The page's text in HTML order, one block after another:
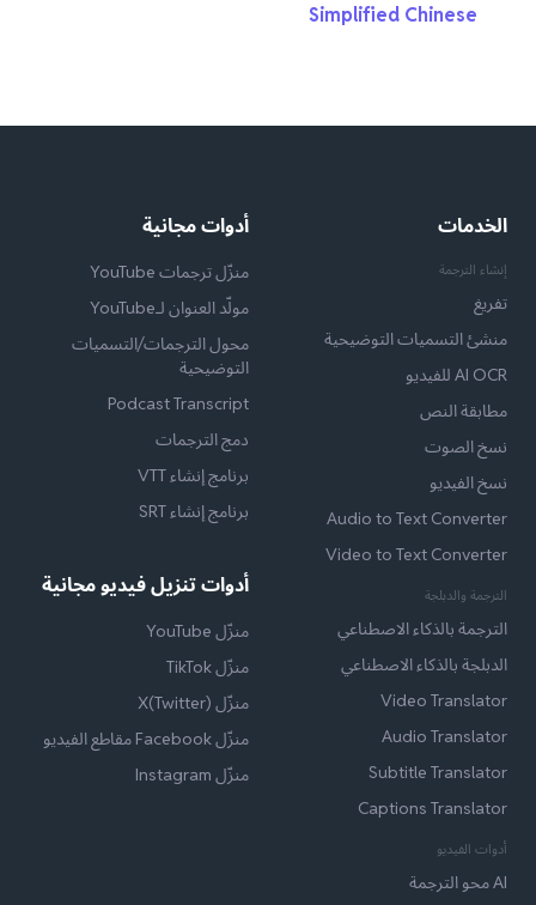
Simplified Chinese
الخدمات
إنشاء الترجمة
تفريغ
منشئ التسميات التوضيحية
AI OCR للفيديو
مطابقة النص
نسخ الصوت
نسخ الفيديو
Audio to Text Converter
Video to Text Converter
الترجمة والدبلجة
الترجمة بالذكاء الاصطناعي
الدبلجة بالذكاء الاصطناعي
Video Translator
Audio Translator
Subtitle Translator
Captions Translator
أدوات الفيديو
AI محو الترجمة
أدوات مجانية
منزّل ترجمات YouTube
مولّد العنوان لـYouTube
محول الترجمات/التسميات
التوضيحية
Podcast Transcript
دمج الترجمات
برنامج إنشاء VTT
برنامج إنشاء SRT
أدوات تنزيل فيديو مجانية
منزّل YouTube
منزّل TikTok
منزّل X(Twitter)
منزّل Facebook مقاطع الفيديو
منزّل Instagram